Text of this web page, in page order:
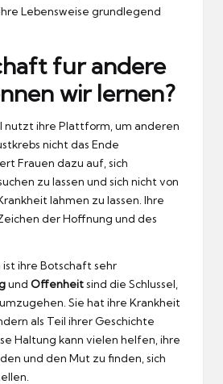
Lebensweise grundlegend
fur andere
wir lernen?
nutzt ihre Plattform, um anderen
nicht das Ende
Frauen dazu auf, sich
zu lassen und sich nicht von
lahmen zu lassen. Ihre
der Hoffnung und des
ist ihre Botschaft sehr
und Offenheitsind die Schlussel,
Sie hat ihre Krankheit
als Teil ihrer Geschichte
Haltung kann vielen helfen, ihre
und den Mut zu finden, sich